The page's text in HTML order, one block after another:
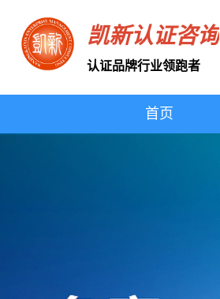
凯新认证咨询
认证品牌行业领跑者
首页